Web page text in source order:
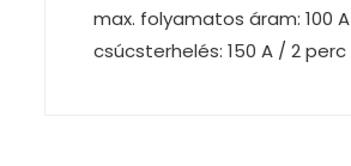
max. folyamatos áram: 100 A
csúcsterhelés: 150 A / 2 perc